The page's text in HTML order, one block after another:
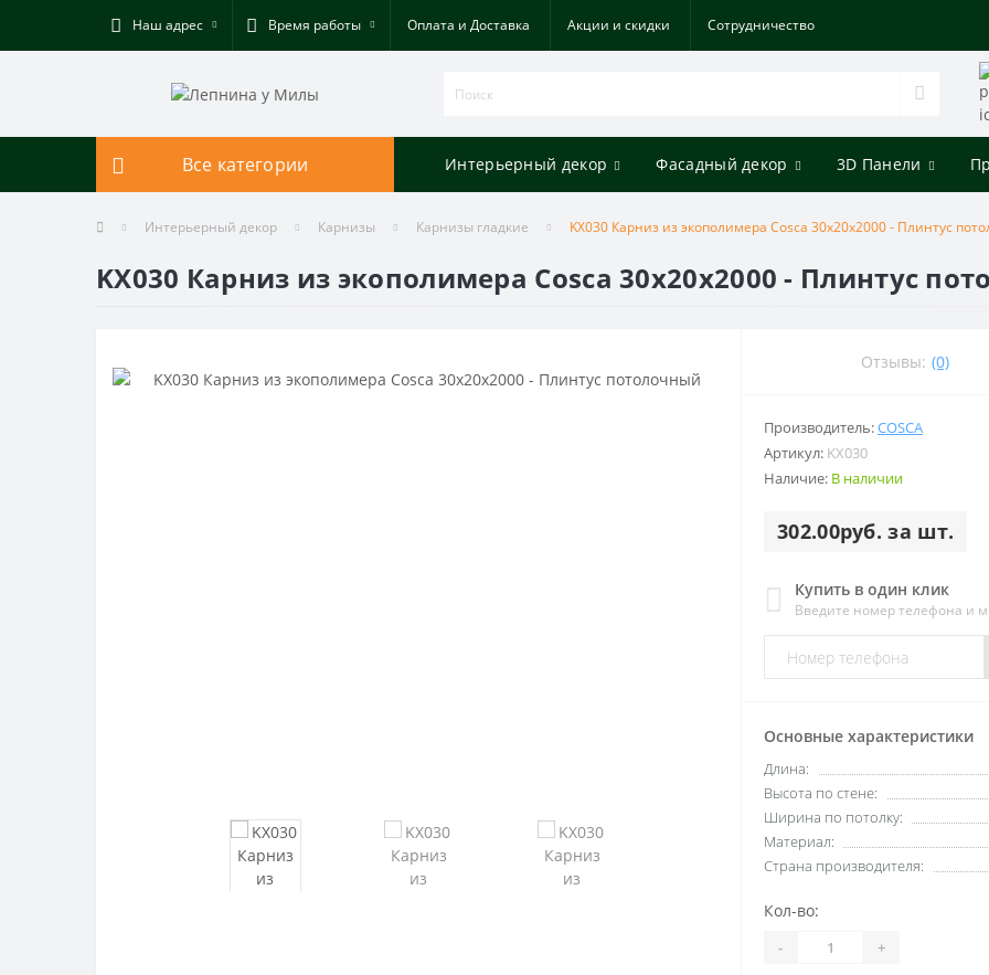
Наш адрес Время работы Оплата и Доставка Акции и скидки Cотрудничество
Все категории Интерьерный декор Фасадный декор 3D Панели
Интерьерный декор Карнизы Карнизы гладкие KX030 Карниз из экополимера Cosca 30х20х2000 - Плинтус
KX030 Карниз из экополимера Cosca 30х20х2000 - Плинтус
Отзывы: (0)
Производитель:COSCA
Артикул: KX030
Наличие: В наличии
302.00руб. за шт.
Купить в один клик
Введите номер телефона и
Основные характеристики
Длина:
Высота по стене:
Ширина по потолку:
Материал:
Страна производителя:
Кол-во:
- +